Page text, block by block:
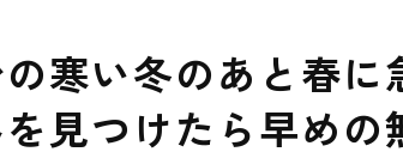
寒い冬のあと春に
見つけたら早めの